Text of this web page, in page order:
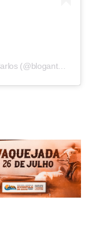
Um post compartilhado por Blog Antonio Carlos (@blogantoniocarlos)